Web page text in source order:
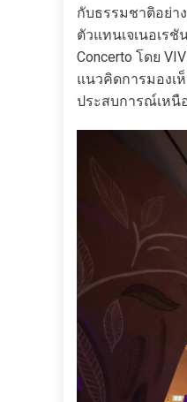
กับธรรมชาติอย่าง
ตัวแทนเจเนอเร
Concerto โดย
แนวคิดการมองเ
ประสบการณ์เหนื